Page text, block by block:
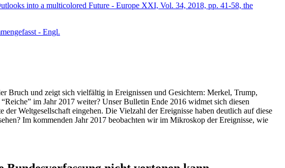
into a multicolored Future - Europe XXI, Vol. 34, 2018, pp. 41-58, the
- Engl.
Bruch und zeigt sich vielfältig in Ereignissen und Gesichtern: Merkel, Trump,
im Jahr 2017 weiter? Unser Bulletin Ende 2016 widmet sich diesen
Weltgesellschaft eingehen. Die Vielzahl der Ereignisse haben deutlich auf diese
Im kommenden Jahr 2017 beobachten wir im Mikroskop der Ereignisse, wie